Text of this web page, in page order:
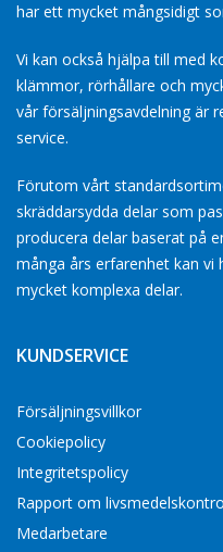
har ett mycket mångsidigt
Vi kan också hjälpa till med
klämmor, rörhållare och
vår försäljningsavdelning är
service.
Förutom vårt
skräddarsydda delar som
producera delar baserat på
många års erfarenhet kan vi
mycket komplexa delar.
KUNDSERVICE
Försäljningsvillkor
Cookiepolicy
Integritetspolicy
Rapport om
Medarbetare